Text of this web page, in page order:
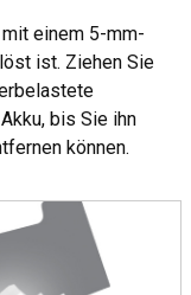
einem 5-mm-
ist. Ziehen Sie
bis Sie ihn
können.